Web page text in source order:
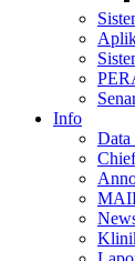
Info
Data